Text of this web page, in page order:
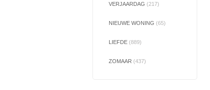
VERJAARDAG (217)
NIEUWE WONING (65)
LIEFDE (889)
ZOMAAR (437)